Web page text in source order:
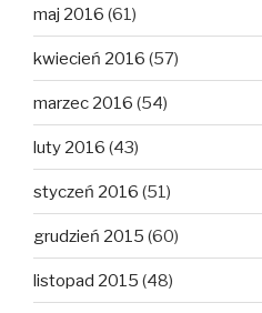
maj 2016 (61)
kwiecień 2016 (57)
marzec 2016 (54)
luty 2016 (43)
styczeń 2016 (51)
grudzień 2015 (60)
listopad 2015 (48)